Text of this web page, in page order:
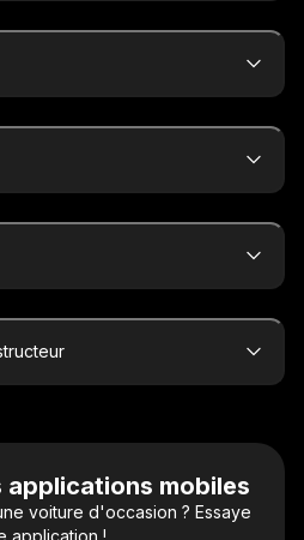
applications mobiles
voiture d'occasion ? Essaye
application !